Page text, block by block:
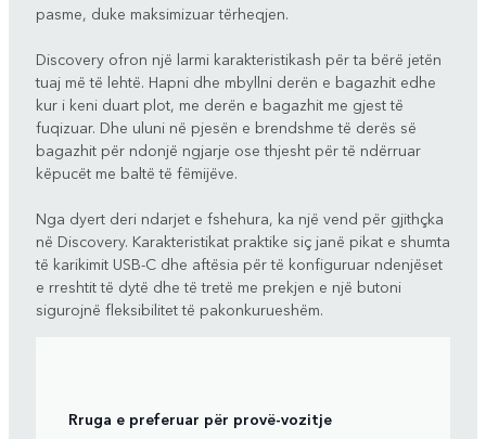
pasme, duke maksimizuar tërheqjen.
Discovery ofron një larmi karakteristikash për ta bërë jetën
tuaj më të lehtë. Hapni dhe mbyllni derën e bagazhit edhe
kur i keni duart plot, me derën e bagazhit me gjest të
fuqizuar. Dhe uluni në pjesën e brendshme të derës së
bagazhit për ndonjë ngjarje ose thjesht për të ndërruar
këpucët me baltë të fëmijëve.
Nga dyert deri ndarjet e fshehura, ka një vend për gjithçka
në Discovery. Karakteristikat praktike siç janë pikat e shumta
të karikimit USB-C dhe aftësia për të konfiguruar ndenjëset
e rreshtit të dytë dhe të tretë me prekjen e një butoni
sigurojnë fleksibilitet të pakonkurueshëm.
Rruga e preferuar për provë-vozitje